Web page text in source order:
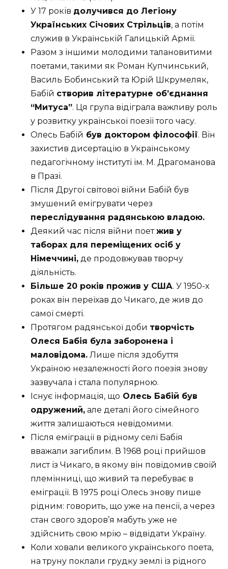
У 17 років долучився до Легіону
Українських Січових Стрільців, а потім
служив в Українській Галицькій Армії.
Разом з іншими молодими талановитими
поетами, такими як Роман Купчинський,
Василь Бобинський та Юрій Шкрумеляк,
Бабій створив літературне об’єднання
“Митуса”. Ця група відіграла важливу роль
у розвитку української поезії того часу.
Олесь Бабій був доктором філософії. Він
захистив дисертацію в Українському
педагогічному інституті ім. М. Драгоманова
в Празі.
Після Другої світової війни Бабій був
змушений емігрувати через
переслідування радянською владою.
Деякий час після війни поетжив у
таборах для переміщених осіб у
Німеччині, де продовжував творчу
діяльність.
Більше 20 років прожив у США. У 1950-х
роках він переїхав до Чикаго, де жив до
самої смерті.
Протягом радянської доби творчість
Олеся Бабія була заборонена і
маловідома. Лише після здобуття
Україною незалежності його поезія знову
зазвучала і стала популярною.
Існує інформація, що Олесь Бабій був
одружений, але деталі його сімейного
життя залишаються невідомими.
Після еміграції в рідному селі Бабія
вважали загиблим. В 1968 році прийшов
лист із Чикаго, в якому він повідомив своїй
племінниці, що живий та перебуває в
еміграції. В 1975 році Олесь знову пише
рідним: говорить, що уже на пенсії, а через
стан свого здоров’я мабуть уже не
здійснить свою мрію – відвідати Україну.
Коли ховали великого українського поета,
на труну поклали грудку землі із рідного